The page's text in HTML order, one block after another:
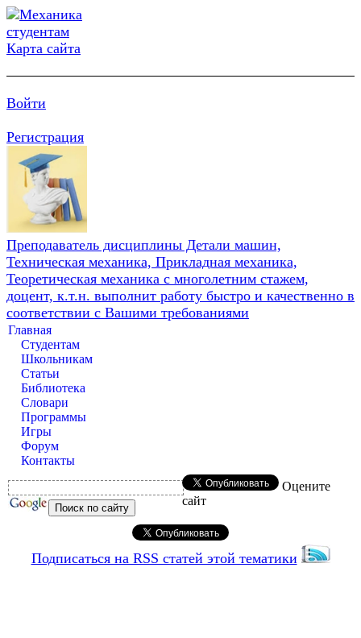
Карта сайта
Войти
Регистрация
Преподаватель дисциплины Детали машин,
Техническая механика, Прикладная механика,
Теоретическая механика с многолетним стажем,
доцент, к.т.н. выполнит работу быстро и качественно в
соответствии с Вашими требованиями
Главная
Студентам
Школьникам
Статьи
Библиотека
Словари
Программы
Игры
Форум
Контакты
Оцените
сайт
Подписаться на RSS статей этой тематики